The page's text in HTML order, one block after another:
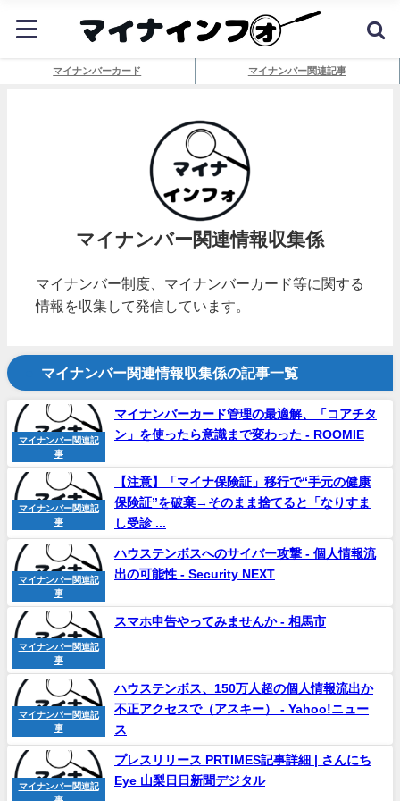
マイナンバーカード マイナンバー関連記事
マイナンバー関連情報収集係
マイナンバー制度、マイナンバーカード等に関する
情報を収集して発信しています。
マイナンバー関連情報収集係の記事一覧
マイナンバー関連記
事
マイナンバーカード管理の最適解、「コアチタ
ン」を使ったら意識まで変わった - ROOMIE
マイナンバー関連記
事
【注意】「マイナ保険証」移行で“手元の健康
保険証”を破棄→そのまま捨てると「なりすま
し受診 ...
マイナンバー関連記
事
ハウステンボスへのサイバー攻撃 - 個人情報流
出の可能性 - Security NEXT
マイナンバー関連記
事
スマホ申告やってみませんか - 相馬市
マイナンバー関連記
事
ハウステンボス、150万人超の個人情報流出か
不正アクセスで（アスキー） - Yahoo!ニュー
ス
マイナンバー関連記
プレスリリース PRTIMES記事詳細 | さんにち
Eye 山梨日日新聞デジタル